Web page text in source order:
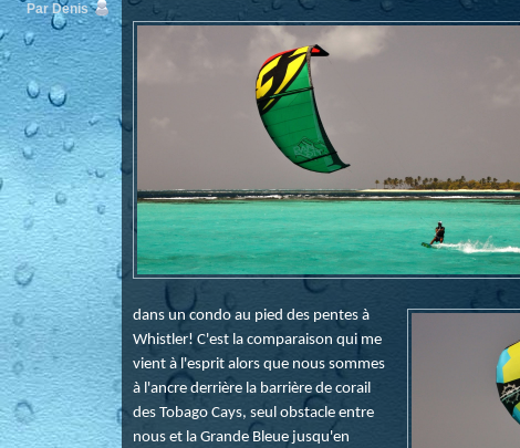
Par Denis
dans un condo au pied des pentes à
Whistler! C'est la comparaison qui me
vient à l'esprit alors que nous sommes
à l'ancre derrière la barrière de corail
des Tobago Cays, seul obstacle entre
nous et la Grande Bleue jusqu'en